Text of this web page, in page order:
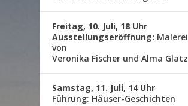
Freitag, 10. Juli, 18 Uhr
Ausstellungseröffnung: Malerei
von
Veronika Fischer und Alma Glatz
Samstag, 11. Juli, 14 Uhr
Führung: Häuser-Geschichten